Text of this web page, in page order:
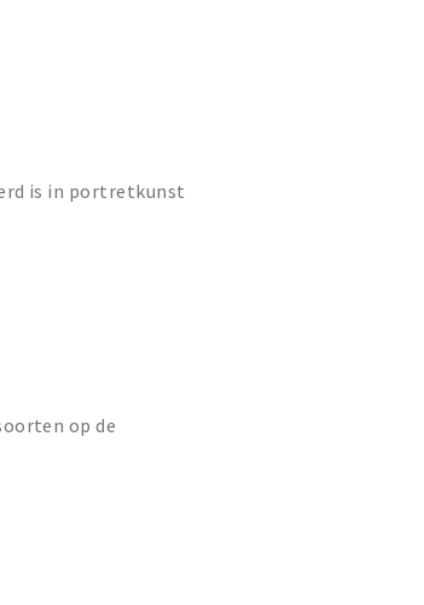
is in portretkunst
op de